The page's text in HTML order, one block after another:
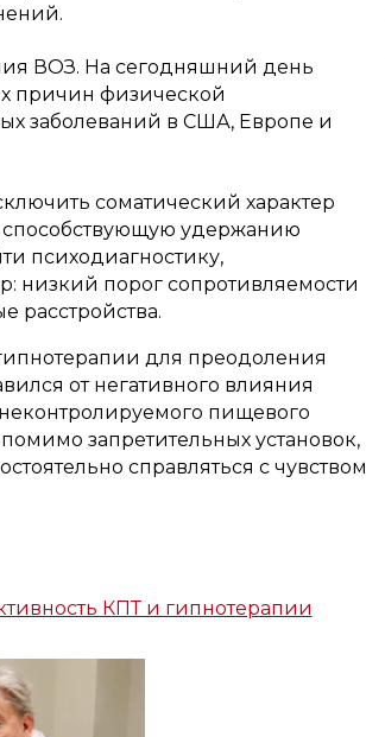
ВОЗ. На сегодняшний день
причин физической
заболеваний в США, Европе и
соматический характер
способствующую удержанию
психодиагностику,
порог сопротивляемости
расстройства.
для преодоления
от негативного влияния
пищевого
запретительных установок,
справляться с чувством
КПТ и гипнотерапии